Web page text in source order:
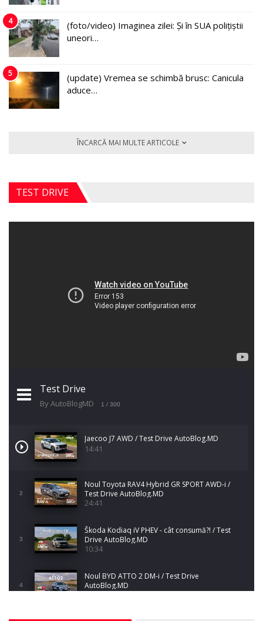
4
(foto/video) Imaginea zilei: Și în SUA polițiștii
uneori…
5
(update) Vremea se schimbă brusc: Canicula
aduce…
ÎNCARCĂ MAI MULTE ARTICOLE
TEST DRIVE
Test Drive
By AutoBlogMD 1 / 300
Jaecoo J7 AWD / Test Drive AutoBlog.MD
14:41
2
Noul Toyota RAV4 Hybrid GR SPORT AWD-i /
Test Drive AutoBlog.MD
24:41
3
Škoda Kodiaq iV PHEV - cât consumă?! / Test
Drive AutoBlog.MD
10:34
4
Noul BYD ATTO 2 DM-i / Test Drive
AutoBlog.MD
17:35